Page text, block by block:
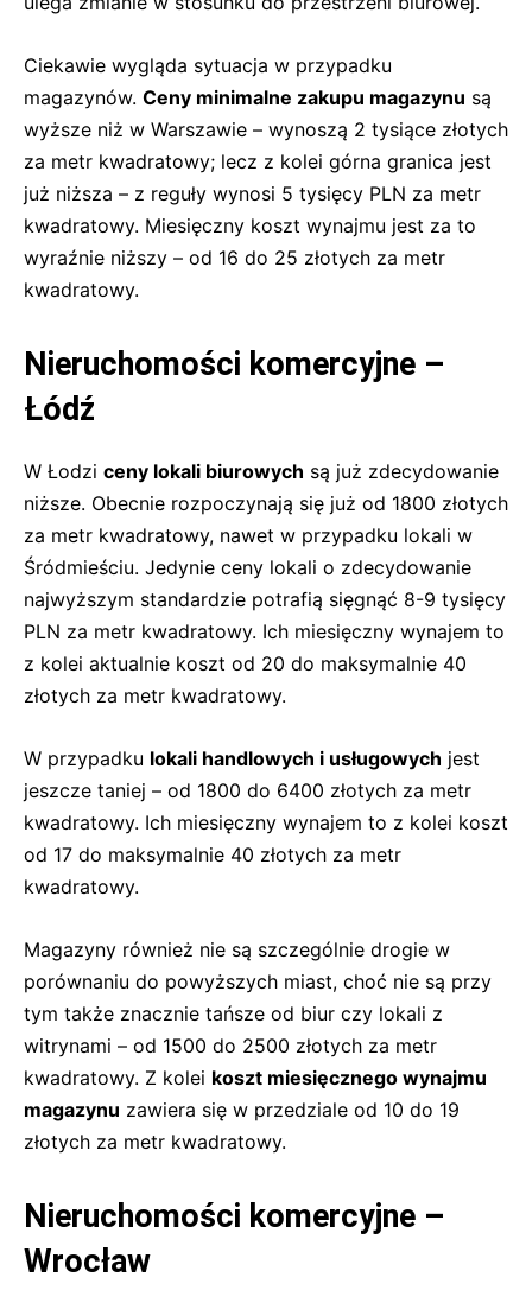
Ciekawie wygląda sytuacja w przypadku
magazynów. Ceny minimalne zakupu magazynu są
wyższe niż w Warszawie – wynoszą 2 tysiące złotych
za metr kwadratowy; lecz z kolei górna granica jest
już niższa – z reguły wynosi 5 tysięcy PLN za metr
kwadratowy. Miesięczny koszt wynajmu jest za to
wyraźnie niższy – od 16 do 25 złotych za metr
kwadratowy.
Nieruchomości komercyjne –
Łódź
W Łodzi ceny lokali biurowych są już zdecydowanie
niższe. Obecnie rozpoczynają się już od 1800 złotych
za metr kwadratowy, nawet w przypadku lokali w
Śródmieściu. Jedynie ceny lokali o zdecydowanie
najwyższym standardzie potrafią sięgnąć 8-9 tysięcy
PLN za metr kwadratowy. Ich miesięczny wynajem to
z kolei aktualnie koszt od 20 do maksymalnie 40
złotych za metr kwadratowy.
W przypadku lokali handlowych i usługowych jest
jeszcze taniej – od 1800 do 6400 złotych za metr
kwadratowy. Ich miesięczny wynajem to z kolei koszt
od 17 do maksymalnie 40 złotych za metr
kwadratowy.
Magazyny również nie są szczególnie drogie w
porównaniu do powyższych miast, choć nie są przy
tym także znacznie tańsze od biur czy lokali z
witrynami – od 1500 do 2500 złotych za metr
kwadratowy. Z kolei koszt miesięcznego wynajmu
magazynu zawiera się w przedziale od 10 do 19
złotych za metr kwadratowy.
Nieruchomości komercyjne –
Wrocław